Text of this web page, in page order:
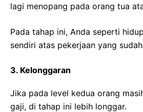
lagi menopang pada orang tua
Pada tahap ini, Anda seperti
sendiri atas pekerjaan yang
3. Kelonggaran
Jika pada level kedua orang
gaji, di tahap ini lebih longgar.